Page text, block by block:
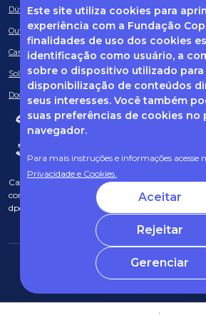
Este site utiliza cookies para
experiência com a Fundação
finalidades de uso dos cookies
identificação como usuário, a
sobre o dispositivo utilizado para
disponibilização de conteúdos
seus interesses. Você também
suas preferências de cookies no
navegador.
Para mais instruções e informações acesse
Privacidade e Cookies.
Aceitar
Rejeitar
Gerenciar
Dúvidas frequentes
Ouvidoria
Canal de Denúncias
Solicitação de informações
Documentos obrigatórios
Caso tenha dúvidas sobre Privacidade de Dados
contato com o nosso DPO (encarregado de
dpo@fcopel.org.br
© 2025 Fundação Copel Todos os